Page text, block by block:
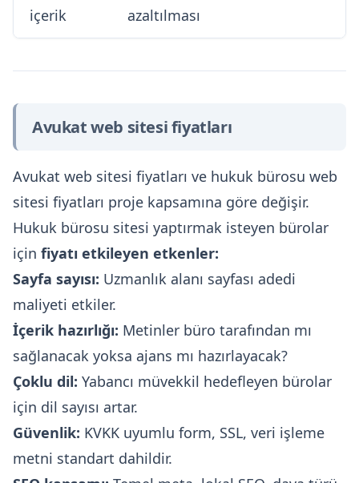
içerik
azaltılması
Avukat web sitesi fiyatları
Avukat web sitesi fiyatları ve hukuk bürosu web
sitesi fiyatları proje kapsamına göre değişir.
Hukuk bürosu sitesi yaptırmak isteyen bürolar
için fiyatı etkileyen etkenler:
Sayfa sayısı: Uzmanlık alanı sayfası adedi
maliyeti etkiler.
İçerik hazırlığı: Metinler büro tarafından mı
sağlanacak yoksa ajans mı hazırlayacak?
Çoklu dil: Yabancı müvekkil hedefleyen bürolar
için dil sayısı artar.
Güvenlik: KVKK uyumlu form, SSL, veri işleme
metni standart dahildir.